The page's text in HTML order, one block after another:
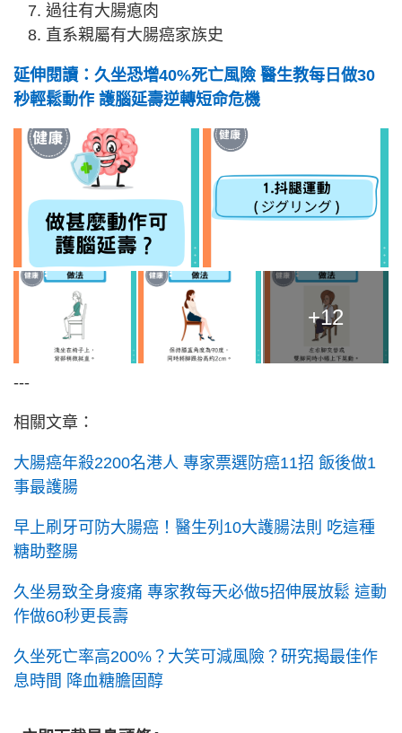
過往有大腸瘜肉
直系親屬有大腸癌家族史
延伸閱讀：久坐恐增40%死亡風險 醫生教每日做30
秒輕鬆動作 護腦延壽逆轉短命危機
+12
---
相關文章：
大腸癌年殺2200名港人 專家票選防癌11招 飯後做1
事最護腸
早上刷牙可防大腸癌！醫生列10大護腸法則 吃這種
糖助整腸
久坐易致全身痠痛 專家教每天必做5招伸展放鬆 這動
作做60秒更長壽
久坐死亡率高200%？大笑可減風險？研究揭最佳作
息時間 降血糖膽固醇